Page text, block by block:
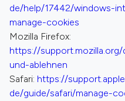
de/help/17442/windows-
manage-cookies
Mozilla Firefox:
https://
und-ablehnen
Safari: https://
de/guide/safari/manage-